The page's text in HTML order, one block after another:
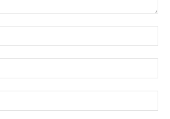
:*
:*
: